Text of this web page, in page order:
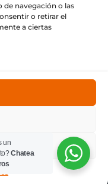
navegación o las
o retirar el
a ciertas
35, 1º piso,
Barcelona
un
Chatea